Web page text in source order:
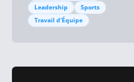
Leadership
Sports
Travail d'Équipe